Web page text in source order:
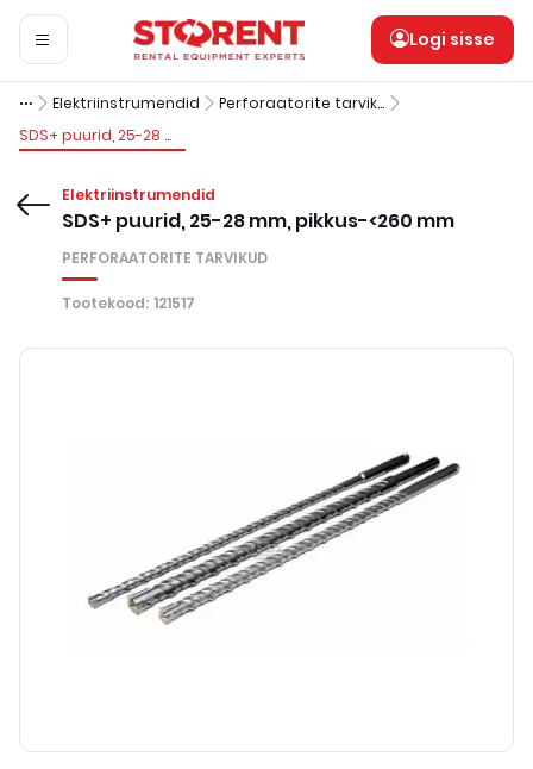
Logi sisse
Elektriinstrumendid
Perforaatorite tarvikud
SDS+ puurid, 25-28 mm, pikkus-<260 mm
Elektriinstrumendid
SDS+ puurid, 25-28 mm, pikkus-<260 mm
PERFORAATORITE TARVIKUD
Tootekood: 121517